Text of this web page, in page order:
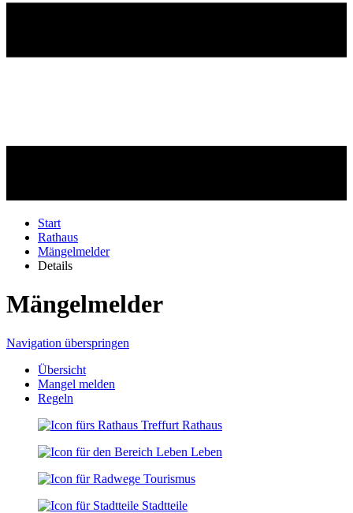
Start
Rathaus
Mängelmelder
Details
Mängelmelder
Navigation überspringen
Übersicht
Mangel melden
Regeln
Rathaus
Leben
Tourismus
Stadtteile